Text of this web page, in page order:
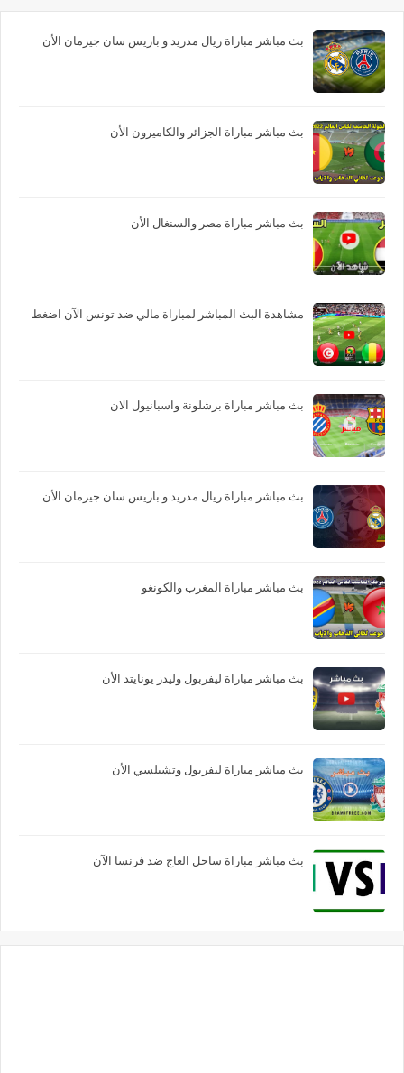
بث مباشر مباراة ريال مدريد و باريس سان جيرمان الأن
بث مباشر مباراة الجزائر والكاميرون الأن
بث مباشر مباراة مصر والسنغال الأن
مشاهدة البث المباشر لمباراة مالي ضد تونس الآن اضغط
بث مباشر مباراة برشلونة واسبانيول الان
بث مباشر مباراة ريال مدريد و باريس سان جيرمان الأن
بث مباشر مباراة المغرب والكونغو
بث مباشر مباراة ليفربول وليدز يونايتد الأن
بث مباشر مباراة ليفربول وتشيلسي الأن
بث مباشر مباراة ساحل العاج ضد فرنسا الآن